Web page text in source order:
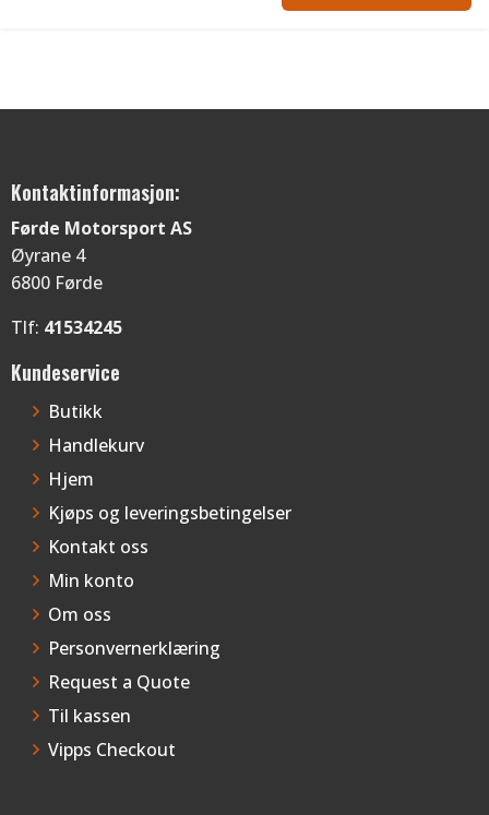
Kontaktinformasjon:
Førde Motorsport AS
Øyrane 4
6800 Førde
Tlf: 41534245
Kundeservice
Butikk
Handlekurv
Hjem
Kjøps og leveringsbetingelser
Kontakt oss
Min konto
Om oss
Personvernerklæring
Request a Quote
Til kassen
Vipps Checkout